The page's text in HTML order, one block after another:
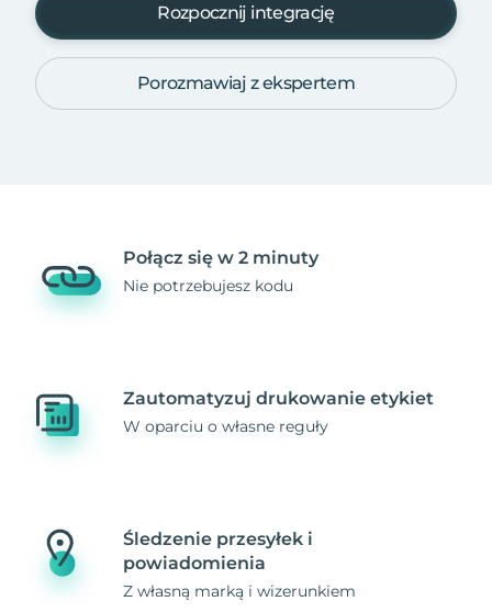
Rozpocznij integrację
Porozmawiaj z ekspertem
Połącz się w 2 minuty
Nie potrzebujesz kodu
Zautomatyzuj drukowanie etykiet
W oparciu o własne reguły
Śledzenie przesyłek i
powiadomienia
Z własną marką i wizerunkiem